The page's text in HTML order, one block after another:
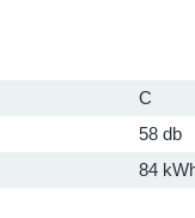
C
58 db
84